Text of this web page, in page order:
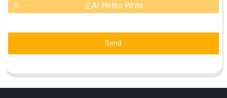
AI Helps Write
Send